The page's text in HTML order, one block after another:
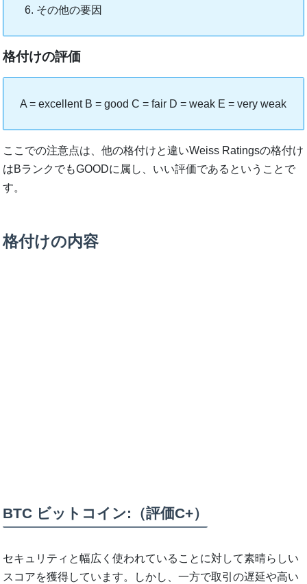
その他の要因
格付けの評価
A = excellent B = good C = fair D = weak E = very weak
ここでの注意点は、他の格付けと違いWeiss Ratingsの格付け
はBランクでもGOODに属し、いい評価であるということで
す。
格付けの内容
BTC ビットコイン:（評価C+）
セキュリティと幅広く使われていることに対して素晴らしい
スコアを獲得しています。しかし、一方で取引の遅延や高い